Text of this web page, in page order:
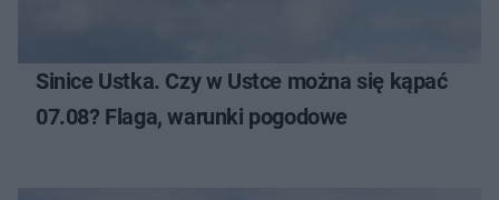
Sinice Ustka. Czy w Ustce można się kąpać
07.08? Flaga, warunki pogodowe